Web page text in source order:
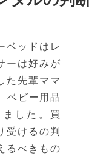
ベッドはレ
ーは好みが
た先輩ママ
ベビー用品
した。買
受けるの判
るべきもの